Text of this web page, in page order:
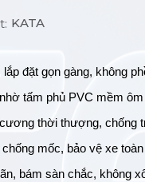
KATA
đặt gọn gàng, không
tấm phủ PVC mềm
thời thượng, chống
mốc, bảo vệ xe toàn
bám sàn chắc, không